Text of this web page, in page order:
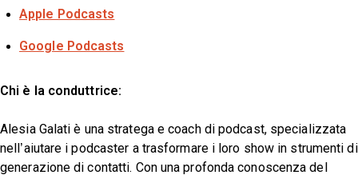
Apple Podcasts
Google Podcasts
Chi è la conduttrice:
Alesia Galati è una stratega e coach di podcast, specializzata
nell’aiutare i podcaster a trasformare i loro show in strumenti di
generazione di contatti. Con una profonda conoscenza del